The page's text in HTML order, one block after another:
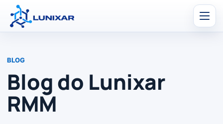
BLOG
Blog do Lunixar
RMM